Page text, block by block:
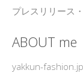
プレスリリース
ABOUT me
yakkun-